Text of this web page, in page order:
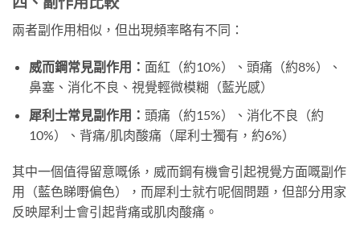
兩者副作用相似，但出現頻率略有不同：
威而鋼常見副作用： 面紅（約10%）、頭痛（約8%）、
鼻塞、消化不良、視覺輕微模糊（藍光感）
犀利士常見副作用： 頭痛（約15%）、消化不良（約
10%）、背痛/肌肉酸痛（犀利士獨有，約6%）
其中一個值得留意嘅係，威而鋼有機會引起視覺方面嘅副作
用（藍色睇嘢偏色），而犀利士就冇呢個問題，但部分用家
反映犀利士會引起背痛或肌肉酸痛。